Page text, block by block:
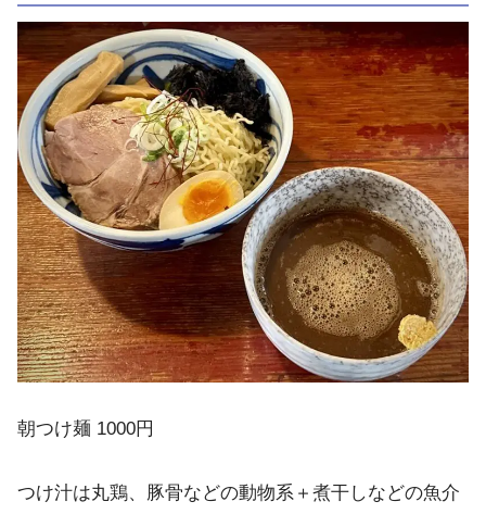
朝つけ麺 1000円
つけ汁は丸鶏、豚骨などの動物系＋煮干しなどの魚介